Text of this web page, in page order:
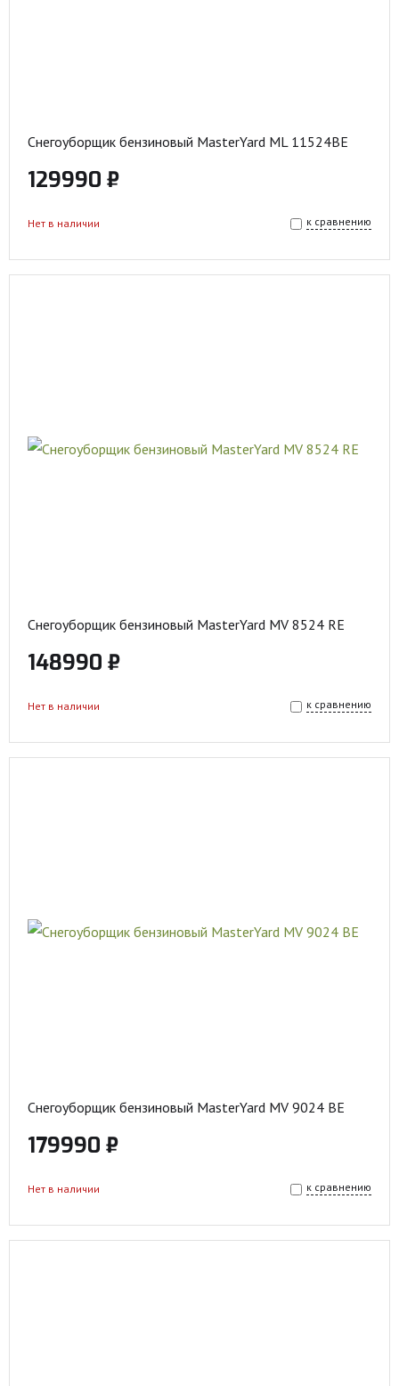
Снегоуборщик бензиновый MasterYard ML 11524BE
129990 ₽
к сравнению
Нет в наличии
Снегоуборщик бензиновый MasterYard MV 8524 RE
148990 ₽
к сравнению
Нет в наличии
Снегоуборщик бензиновый MasterYard MV 9024 BE
179990 ₽
к сравнению
Нет в наличии